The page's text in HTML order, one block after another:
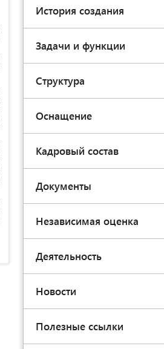
История создания
Задачи и функции
Структура
Оснащение
Кадровый состав
Документы
Независимая оценка
Деятельность
Новости
Полезные ссылки